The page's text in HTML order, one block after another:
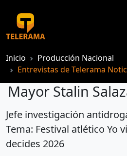
Inicio
Producción Nacional
Entrevistas de Telerama
Mayor Stalin
Mayor Stalin Salazar
Jefe investigación
Tema: Festival atlético Yo
decides 2026